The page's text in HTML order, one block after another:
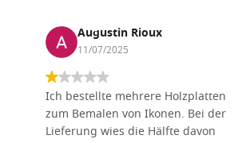
Augustin Rioux
11/07/2025
Ich bestellte mehrere Holzplatten
zum Bemalen von Ikonen. Bei der
Lieferung wies die Hälfte davon